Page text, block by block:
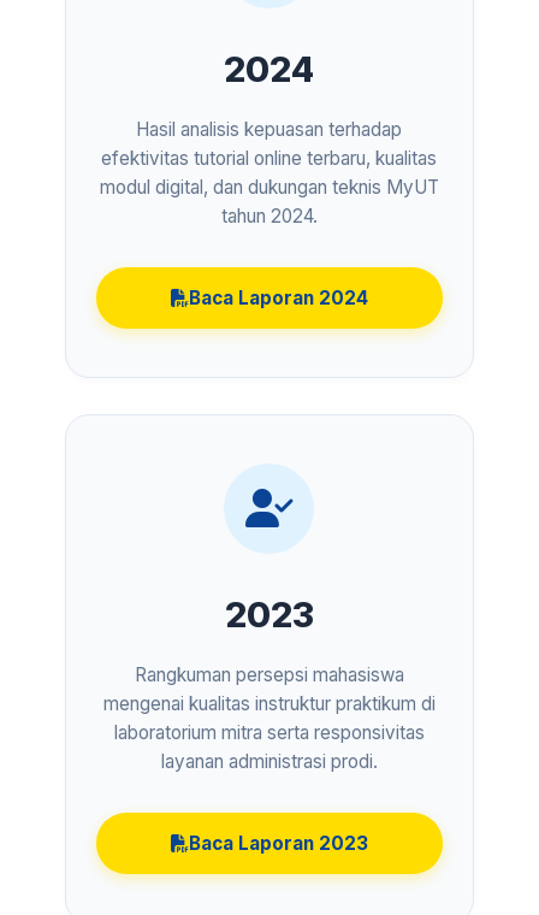
2024
Hasil analisis kepuasan terhadap
efektivitas tutorial online terbaru, kualitas
modul digital, dan dukungan teknis MyUT
tahun 2024.
Baca Laporan 2024
2023
Rangkuman persepsi mahasiswa
mengenai kualitas instruktur praktikum di
laboratorium mitra serta responsivitas
layanan administrasi prodi.
Baca Laporan 2023